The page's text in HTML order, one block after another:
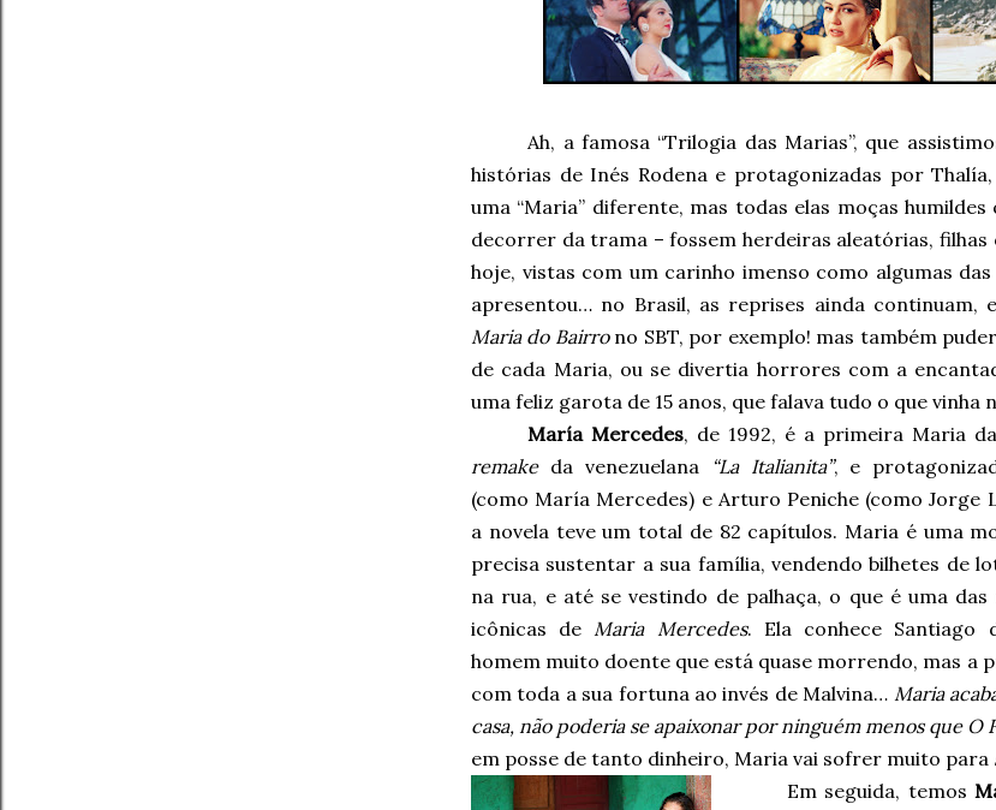
Ah, a famosa “Trilogia das Marias”, que
histórias de Inés Rodena e protagonizadas por
uma “Maria” diferente, mas todas elas moças
decorrer da trama – fossem herdeiras aleatórias, filhas
hoje, vistas com um carinho imenso como algumas das
apresentou… no Brasil, as reprises ainda continuam,
Maria do Bairrono SBT, por exemplo! mas também
de cada Maria, ou se divertia horrores com a
uma feliz garota de 15 anos, que falava tudo o que vinha
María Mercedes, de 1992, é a primeira Maria
remakeda venezuelana “La Italianita”, e
(como María Mercedes) e Arturo Peniche (como Jorge
a novela teve um total de 82 capítulos. Maria é uma
precisa sustentar a sua família, vendendo bilhetes de
na rua, e até se vestindo de palhaça, o que é uma das
icônicas deMaria Mercedes. Ela conhece Santiago
homem muito doente que está quase morrendo, mas a
com toda a sua fortuna ao invés de Malvina… Maria
casa, não poderia se apaixonar por ninguém menos que O
em posse de tanto dinheiro, Maria vai sofrer muito para
Em seguida, temos